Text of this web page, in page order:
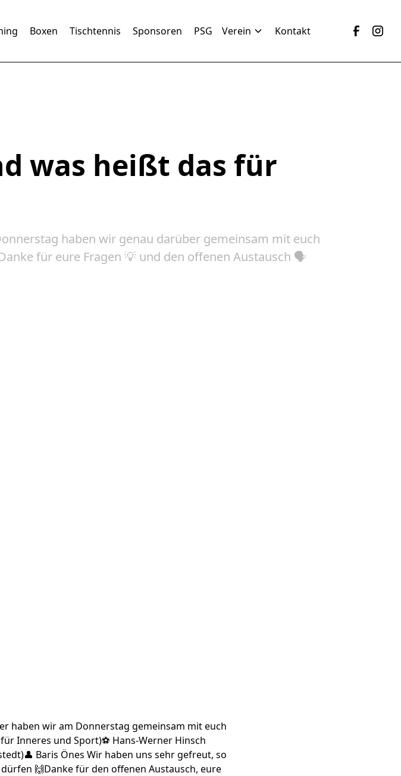
Boxen Tischtennis Sponsoren PSG Verein Kontakt
was heißt das für
haben wir genau darüber gemeinsam mit euch
für eure Fragen 💡 und den offenen Austausch 🗣️
haben wir am Donnerstag gemeinsam mit euch
Inneres und Sport)⚽ Hans-Werner Hinsch
Baris Önes Wir haben uns sehr gefreut, so
🙌Danke für den offenen Austausch, eure